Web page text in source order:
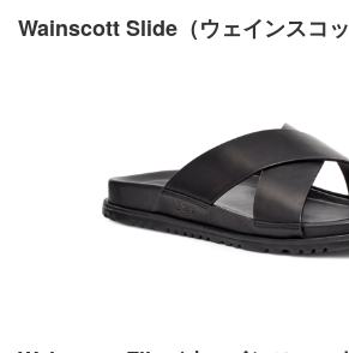
Wainscott Slide（ウェインスコッ